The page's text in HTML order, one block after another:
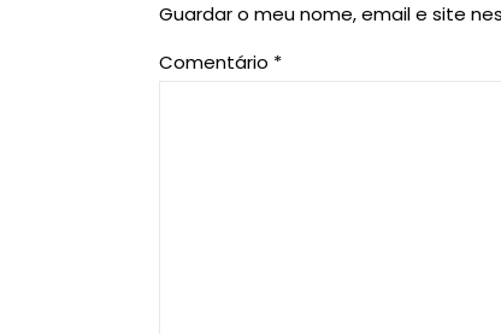
Guardar o meu nome, email e site
Comentário *